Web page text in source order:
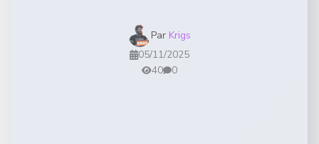
Par Krigs
05/11/2025
40
0